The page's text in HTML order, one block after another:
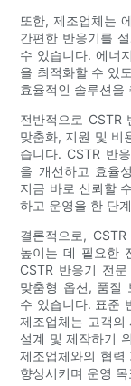
또한, 제조업체는
간편한 반응기를
수 있습니다. 에너
을 최적화할 수 있
효율적인 솔루션을
전반적으로 CSTR
맞춤화, 지원 및 비
습니다. CSTR 반
을 개선하고 효율
지금 바로 신뢰할
하고 운영을 한 단
결론적으로,
높이는 데 필요한
CSTR 반응기 전
맞춤형 옵션, 품질
수 있습니다. 표준
제조업체는 고객의
설계 및 제작하기
제조업체와의 협력
향상시키며 운영